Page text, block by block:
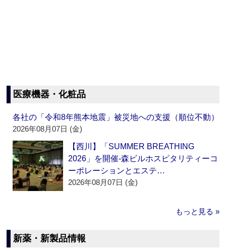
医療機器・化粧品
各社の「令和8年熊本地震」被災地への支援（順位不動）
2026年08月07日 (金)
【西川】「SUMMER BREATHING
2026」を開催‐森ビルホスピタリティーコ
ーポレーションとエステ…
2026年08月07日 (金)
もっと見る »
新薬・新製品情報